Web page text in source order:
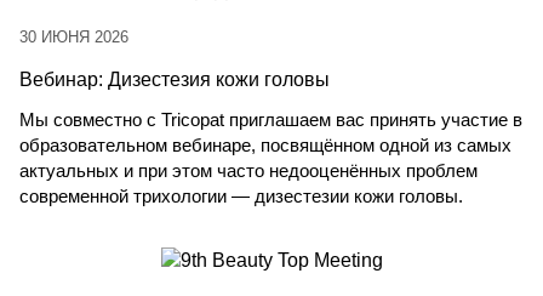
30 ИЮНЯ 2026
Вебинар: Дизестезия кожи головы
Мы совместно с Tricopat приглашаем вас принять участие в
образовательном вебинаре, посвящённом одной из самых
актуальных и при этом часто недооценённых проблем
современной трихологии — дизестезии кожи головы.